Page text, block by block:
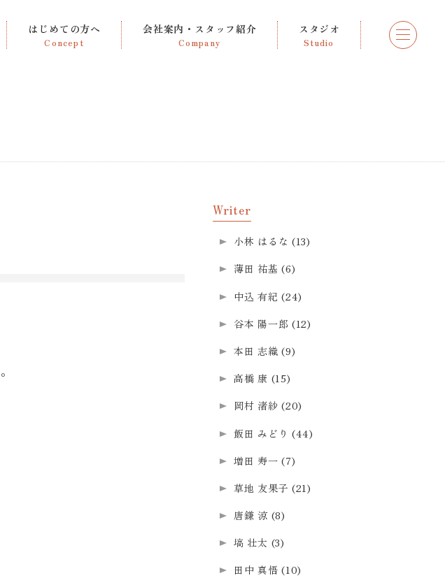
はじめての方へ
Concept
会社案内・スタッフ紹介
Company
スタジオ
Studio
Writer
小林 はるな (13)
薄田 祐基 (6)
中込 有紀 (24)
谷本 陽一郎 (12)
本田 志織 (9)
高橋 康 (15)
岡村 渚紗 (20)
飯田 みどり (44)
増田 寿一 (7)
草地 友果子 (21)
唐鎌 涼 (8)
塙 壮太 (3)
田中 真悟 (10)